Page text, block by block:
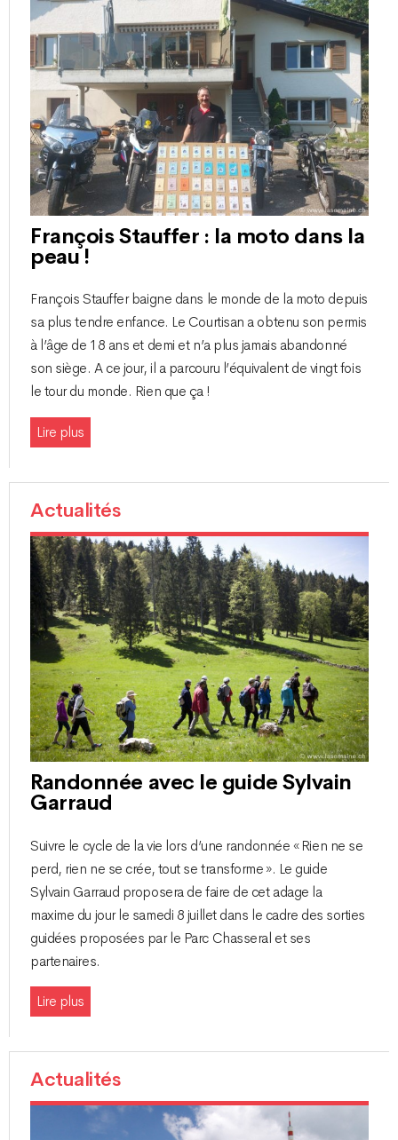
François Stauffer : la moto dans la
peau !
François Stauffer baigne dans le monde de la moto depuis
sa plus tendre enfance. Le Courtisan a obtenu son permis
à l’âge de 18 ans et demi et n’a plus jamais abandonné
son siège. A ce jour, il a parcouru l’équivalent de vingt fois
le tour du monde. Rien que ça !
Lire plus
Actualités
Randonnée avec le guide Sylvain
Garraud
Suivre le cycle de la vie lors d’une randonnée « Rien ne se
perd, rien ne se crée, tout se transforme ». Le guide
Sylvain Garraud proposera de faire de cet adage la
maxime du jour le samedi 8 juillet dans le cadre des sorties
guidées proposées par le Parc Chasseral et ses
partenaires.
Lire plus
Actualités